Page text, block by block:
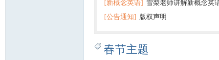
百度云网盘下载
[新概念英语] 雪梨老师讲解新概念英
[公告通知] 版权声明
春节主题